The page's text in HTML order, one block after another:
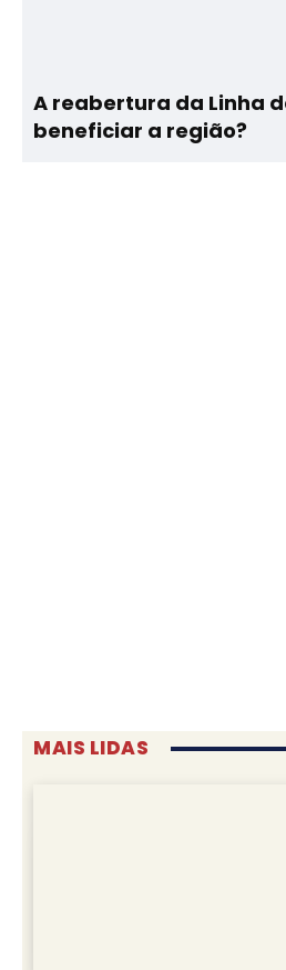
A reabertura da Linha
beneficiar a região?
MAIS LIDAS